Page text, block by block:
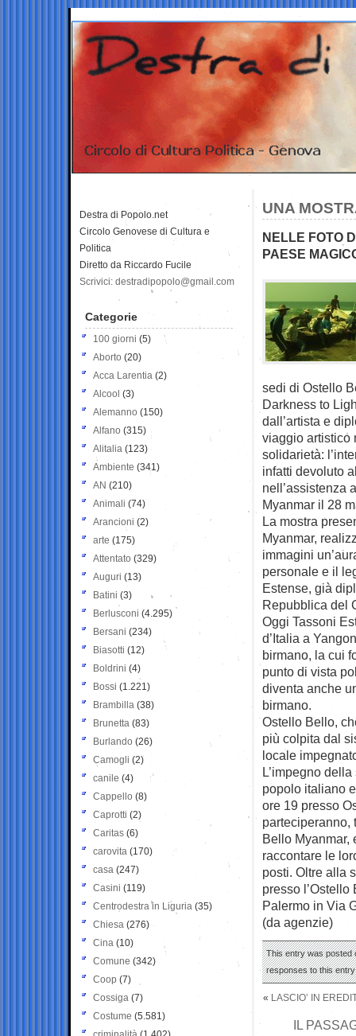
UNA
NELLE FOTO
PAESE
sedi di Ostello
Darkness to
dall’artista e
viaggio artistico
solidarietà:
infatti devoluto
nell’assistenza
Myanmar il 28
La mostra
Myanmar,
immagini
personale e il
Estense, già
Repubblica del
Oggi Tassoni
d’Italia a
birmano, la cui
punto di vista
diventa anche
birmano.
Ostello Bello,
più colpita dal
locale
L’impegno
popolo italiano
ore 19 presso
parteciperanno,
Bello Myanmar,
raccontare le
posti. Oltre alla
presso
Palermo in Via
(da agenzie)
This entry was posted
responses to this
« LASCIO’ IN
IL
Destra di Popolo.net
Circolo Genovese di Cultura e
Politica
Diretto da Riccardo Fucile
Scrivici: destradipopolo@gmail.com
Categorie
100 giorni (5)
Aborto (20)
Acca Larentia (2)
Alcool (3)
Alemanno (150)
Alfano (315)
Alitalia (123)
Ambiente (341)
AN (210)
Animali (74)
Arancioni (2)
arte (175)
Attentato (329)
Auguri (13)
Batini (3)
Berlusconi (4.295)
Bersani (234)
Biasotti (12)
Boldrini (4)
Bossi (1.221)
Brambilla (38)
Brunetta (83)
Burlando (26)
Camogli (2)
canile (4)
Cappello (8)
Caprotti (2)
Caritas (6)
carovita (170)
casa (247)
Casini (119)
Centrodestra in Liguria (35)
Chiesa (276)
Cina (10)
Comune (342)
Coop (7)
Cossiga (7)
Costume (5.581)